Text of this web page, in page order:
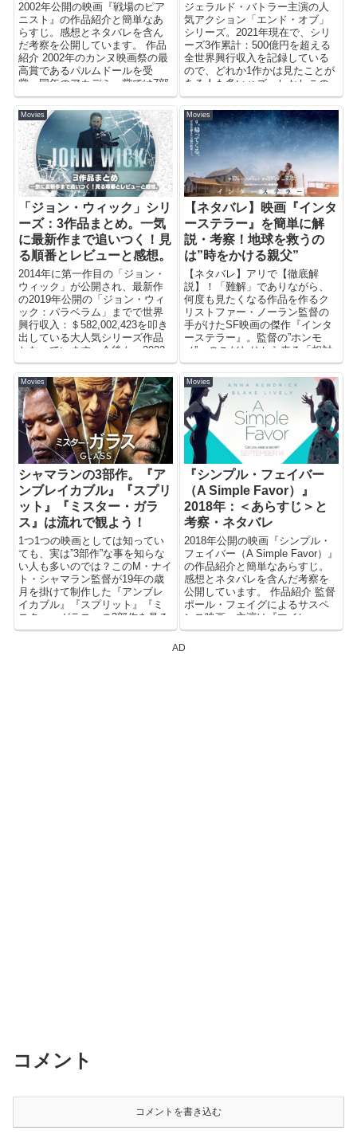
2002年公開の映画『戦場のピア
ニスト』の作品紹介と簡単なあ
らすじ。感想とネタバレを含ん
だ考察を公開しています。 作品
紹介 2002年のカンヌ映画祭の最
高賞であるパルムドールを受
賞。同年のアカデミー賞では7部
門にノミネ...
ジェラルド・バトラー主演の人
気アクション「エンド・オブ」
シリーズ。2021年現在で、シリ
ーズ3作累計：500億円を超える
全世界興行収入を記録している
ので、どれか1作かは見たことが
ある人も多いハズ。しかしこの
シリーズもナンバリングを行わ
ず「エンド・オブ・○○」という
邦題タイトルになっているので
誤った順序で見がちな作品。シ
リーズを通して話が繋がってい
るので、観る前に必ず確認して
おきましょう！！
Movies
「ジョン・ウィック」シリ
ーズ：3作品まとめ。一気
に最新作まで追いつく！見
る順番とレビューと感想。
2014年に第一作目の「ジョン・
ウィック」が公開され、最新作
の2019年公開の「ジョン・ウィ
ック：パラベラム」までで世界
興行収入：＄582,002,423を叩き
出している大人気シリーズ作品
となっています。今後も、2022
年にシリーズ4作目が予定されて
おり最終的には5部作になる予
定。そんな「ジョン・ウィッ
ク」シリーズの公開済み3作品を
一気におさらい。
Movies
【ネタバレ】映画『インタ
ーステラー』を簡単に解
説・考察！地球を救うの
は”時をかける親父”
【ネタバレ】アリで【徹底解
説】！「難解」でありながら、
何度も見たくなる作品を作るク
リストファー・ノーラン監督の
手がけたSF映画の傑作『インタ
ーステラー』。監督の”ホンモ
ノ”へのこだわりから来る「相対
性理論」とか「量子力学」とか
物理学に基づく描写に、ぐちゃ
ぐちゃな時間軸。何も気にせず
観ても”感動”する作品ですが、
「難解」な部分をスッキリさせ
るともっと面白くなるハズ！
Movies
シャマランの3部作。『ア
ンブレイカブル』『スプリ
ット』『ミスター・ガラ
ス』は流れで観よう！
1つ1つの映画としては知ってい
ても、実は”3部作”な事を知らな
い人も多いのでは？このM・ナイ
ト・シャマラン監督が19年の歳
月を掛けて制作した『アンブレ
イカブル』『スプリット』『ミ
スター・ガラス』の3部作を見る
順番を含めご紹介！是非、見る
Movies
『シンプル・フェイバー
（A Simple Favor）』
2018年：＜あらすじ＞と
考察・ネタバレ
2018年公開の映画『シンプル・
フェイバー（A Simple Favor）』
の作品紹介と簡単なあらすじ。
感想とネタバレを含んだ考察を
公開しています。 作品紹介 監督
ポール・フェイグによるサスペ
ンス映画。主演は『マイレー...
AD
コメント
コメントを書き込む